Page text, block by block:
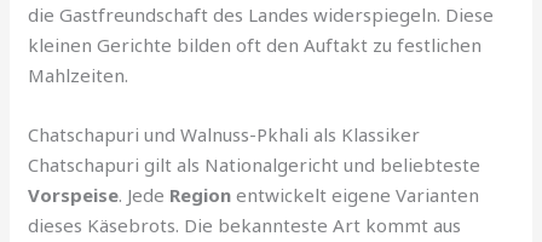
die Gastfreundschaft des Landes widerspiegeln. Diese
kleinen Gerichte bilden oft den Auftakt zu festlichen
Mahlzeiten.
Chatschapuri und Walnuss-Pkhali als Klassiker
Chatschapuri gilt als Nationalgericht und beliebteste
Vorspeise. Jede Region entwickelt eigene Varianten
dieses Käsebrots. Die bekannteste Art kommt aus